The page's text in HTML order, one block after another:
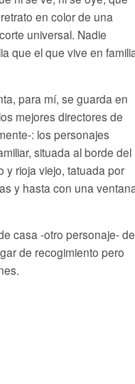
en color de una
universal. Nadie
que el que vive en
para mí, se guarda en
mejores directores de
: los personajes
situada al borde del
y rioja viejo, tatuada por
y hasta con una
casa -otro personaje- de
de recogimiento pero